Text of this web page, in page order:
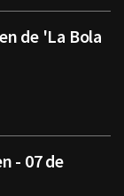
de 'La Bola
- 07 de